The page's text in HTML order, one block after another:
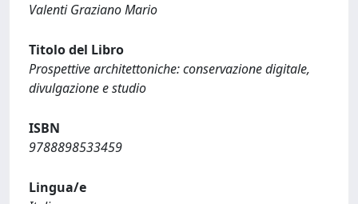
Valenti Graziano Mario
Titolo del Libro
Prospettive architettoniche: conservazione digitale,
divulgazione e studio
ISBN
9788898533459
Lingua/e